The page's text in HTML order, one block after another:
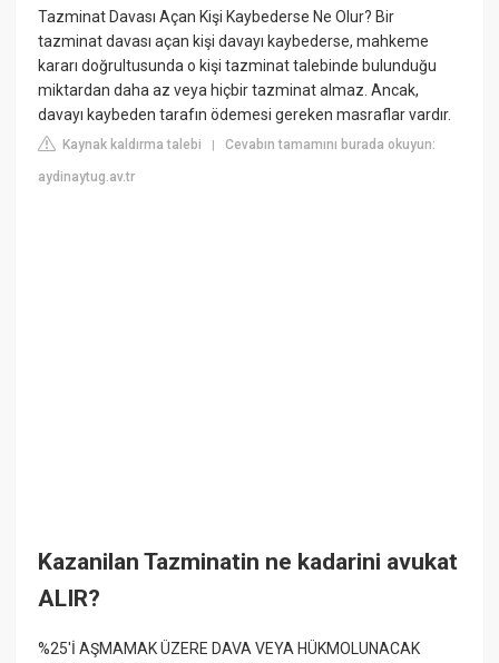
Tazminat Davası Açan Kişi Kaybederse Ne Olur? Bir
tazminat davası açan kişi davayı kaybederse, mahkeme
kararı doğrultusunda o kişi tazminat talebinde bulunduğu
miktardan daha az veya hiçbir tazminat almaz. Ancak,
davayı kaybeden tarafın ödemesi gereken masraflar vardır.
Kaynak kaldırma talebi |Cevabın tamamını burada okuyun:
aydinaytug.av.tr
Kazanilan Tazminatin ne kadarini avukat
ALIR?
%25'İ AŞMAMAK ÜZERE DAVA VEYA HÜKMOLUNACAK